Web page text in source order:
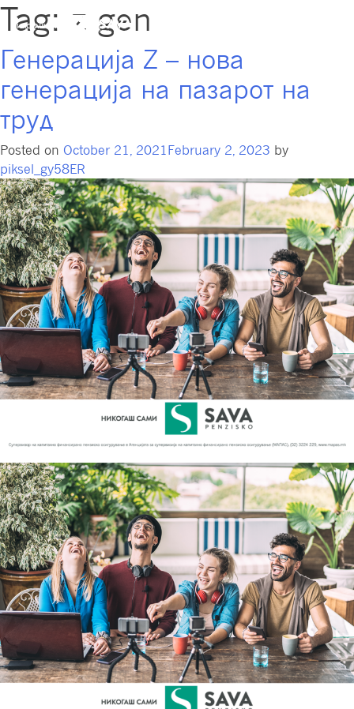
Tag: z gen
Генерација Z – нова
генерација на пазарот на
труд
Posted on October 21, 2021February 2, 2023 by
piksel_gy58ER